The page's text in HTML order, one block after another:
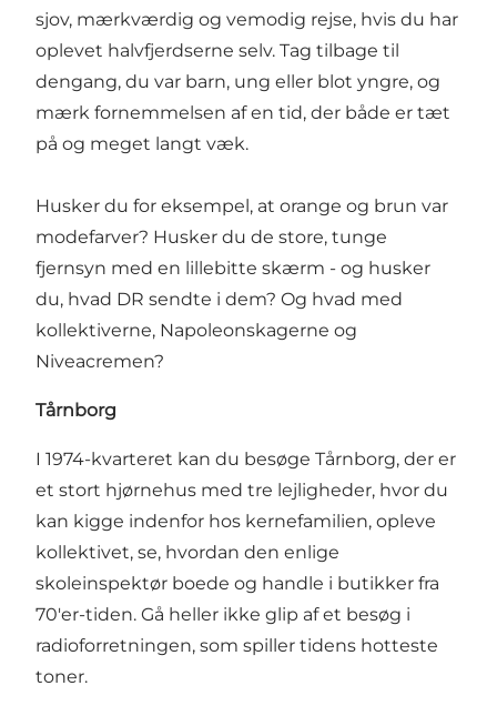
sjov, mærkværdig og vemodig rejse, hvis du har
oplevet halvfjerdserne selv. Tag tilbage til
dengang, du var barn, ung eller blot yngre, og
mærk fornemmelsen af en tid, der både er tæt
på og meget langt væk.
Husker du for eksempel, at orange og brun var
modefarver? Husker du de store, tunge
fjernsyn med en lillebitte skærm - og husker
du, hvad DR sendte i dem? Og hvad med
kollektiverne, Napoleonskagerne og
Niveacremen?
Tårnborg
I 1974-kvarteret kan du besøge Tårnborg, der er
et stort hjørnehus med tre lejligheder, hvor du
kan kigge indenfor hos kernefamilien, opleve
kollektivet, se, hvordan den enlige
skoleinspektør boede og handle i butikker fra
70'er-tiden. Gå heller ikke glip af et besøg i
radioforretningen, som spiller tidens hotteste
toner.